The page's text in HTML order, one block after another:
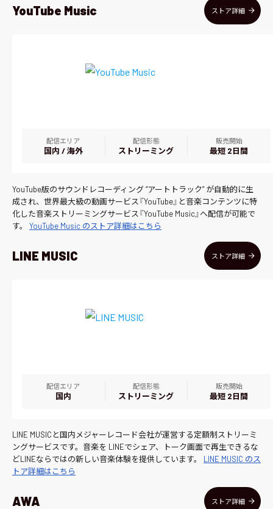
YouTube Music ストア詳細
配信エリア
国内 / 海外
配信形態
ストリーミング
販売開始
最短 2日間
YouTube版のサウンドレコーディング “アートトラック” が自動的に生
成され、世界最大級の動画サービス『YouTube』と音楽コンテンツに特
化した音楽ストリーミングサービス『YouTube Music』へ配信が可能で
す。 YouTube Music のストア詳細はこちら
LINE MUSIC ストア詳細
配信エリア
国内
配信形態
ストリーミング
販売開始
最短 2日間
LINE MUSICと国内メジャーレコード会社が運営する定額制ストリーミ
ングサービスです。音楽を LINEでシェア、トーク画面で再生できるな
どLINEならではの新しい音楽体験を提供しています。 LINE MUSIC のス
トア詳細はこちら
AWA ストア詳細